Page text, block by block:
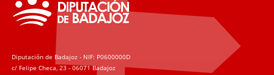
Diputación de Badajoz - NIF: P0600000D
c/ Felipe Checa, 23 - 06071 Badajoz